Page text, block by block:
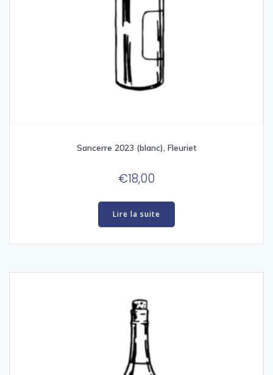
Sancerre 2023 (blanc), Fleuriet
€18,00
Lire la suite